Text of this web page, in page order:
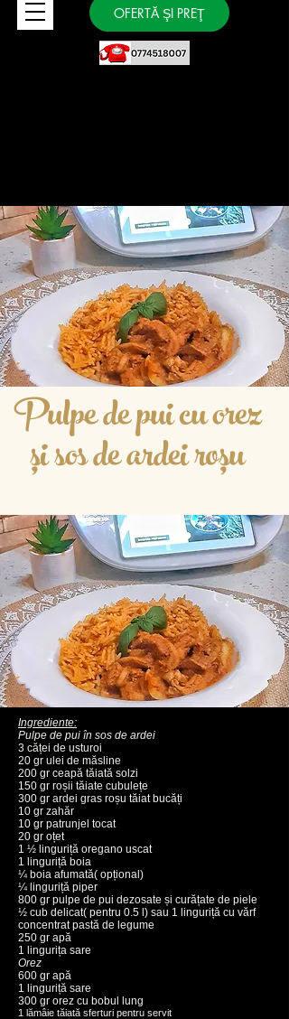
OFERTĂ ŞI PREŢ
Pulpe de pui cu orez
și sos de ardei roșu
Ingrediente:
Pulpe de pui în sos de ardei
3 căței de usturoi
20 gr ulei de măsline
200 gr ceapă tăiată solzi
150 gr roșii tăiate cubulețe
300 gr ardei gras roșu tăiat bucăți
10 gr zahăr
10 gr patrunjel tocat
20 gr oțet
1 ½ linguriță oregano uscat
1 linguriță boia
¼ boia afumată( opțional)
¼ linguriță piper
800 gr pulpe de pui dezosate și curățate de piele
½ cub delicat( pentru 0.5 l) sau 1 linguriță cu vărf
concentrat pastă de legume
250 gr apă
1 lingurița sare
Orez
600 gr apă
1 linguriță sare
300 gr orez cu bobul lung
1 lămâie tăiată sferturi pentru servit